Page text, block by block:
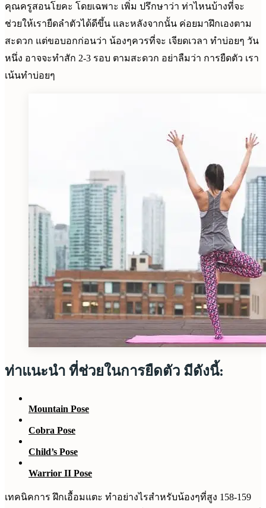
คุณครูสอนโยคะ โดยเฉพาะ เพิ่ม ปรึกษาว่า ท่าไหนบ้างที่จะ
ช่วยให้เรายืดลำตัวได้ดีขึ้น และหลังจากนั้น ค่อยมาฝึกเองตาม
สะดวก แต่ขอบอกก่อนว่า น้องๆควรที่จะ เจียดเวลา ทำบ่อยๆ วัน
หนึ่ง อาจจะทำสัก 2-3 รอบ ตามสะดวก อย่าลืมว่า การยืดตัว เรา
เน้นทำบ่อยๆ
ท่าแนะนำ ที่ช่วยในการยืดตัว มีดังนี้:
Mountain Pose
Cobra Pose
Child’s Pose
Warrior II Pose
เทคนิคการ ฝึกเอื้อมแตะ ทำอย่างไรสำหรับน้องๆที่สูง 158-159